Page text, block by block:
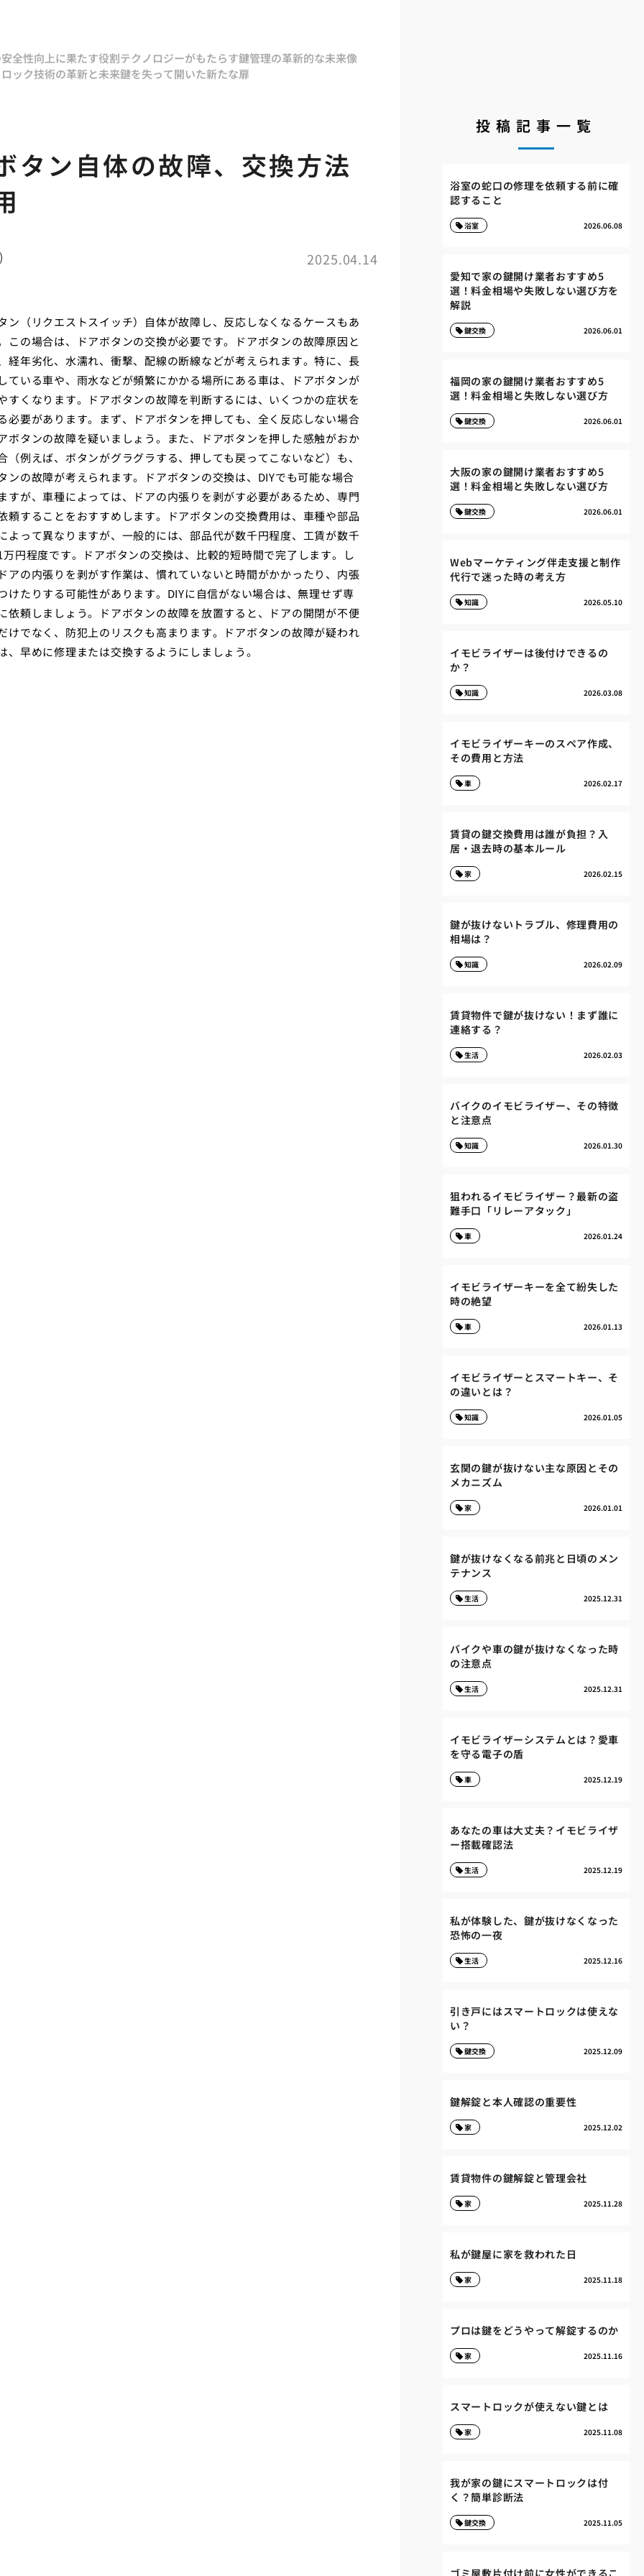
全性向上に果たす役割テクノロジーがもたらす鍵管理の革新的な未来像
ック技術の革新と未来鍵を失って開いた新たな扉
タン自体の故障、交換方法
2025.04.14
ン（リクエストスイッチ）自体が故障し、反応しなくなるケースもあ
この場合は、ドアボタンの交換が必要です。ドアボタンの故障原因と
経年劣化、水濡れ、衝撃、配線の断線などが考えられます。特に、長
ている車や、雨水などが頻繁にかかる場所にある車は、ドアボタンが
すくなります。ドアボタンの故障を判断するには、いくつかの症状を
必要があります。まず、ドアボタンを押しても、全く反応しない場合
ボタンの故障を疑いましょう。また、ドアボタンを押した感触がおか
（例えば、ボタンがグラグラする、押しても戻ってこないなど）も、
ンの故障が考えられます。ドアボタンの交換は、DIYでも可能な場合
すが、車種によっては、ドアの内張りを剥がす必要があるため、専門
頼することをおすすめします。ドアボタンの交換費用は、車種や部品
よって異なりますが、一般的には、部品代が数千円程度、工賃が数千
万円程度です。ドアボタンの交換は、比較的短時間で完了します。し
アの内張りを剥がす作業は、慣れていないと時間がかかったり、内張
けたりする可能性があります。DIYに自信がない場合は、無理せず専
依頼しましょう。ドアボタンの故障を放置すると、ドアの開閉が不便
けでなく、防犯上のリスクも高まります。ドアボタンの故障が疑われ
、早めに修理または交換するようにしましょう。
投稿記事一覧
浴室の蛇口の修理を依頼する前に確
認すること
2026.06.08
浴室
愛知で家の鍵開け業者おすすめ5
選！料金相場や失敗しない選び方を
解説
2026.06.01
鍵交換
福岡の家の鍵開け業者おすすめ5
選！料金相場と失敗しない選び方
2026.06.01
鍵交換
大阪の家の鍵開け業者おすすめ5
選！料金相場と失敗しない選び方
2026.06.01
鍵交換
Webマーケティング伴走支援と制作
代行で迷った時の考え方
2026.05.10
知識
イモビライザーは後付けできるの
か？
2026.03.08
知識
イモビライザーキーのスペア作成、
その費用と方法
2026.02.17
車
賃貸の鍵交換費用は誰が負担？入
居・退去時の基本ルール
2026.02.15
家
鍵が抜けないトラブル、修理費用の
相場は？
2026.02.09
知識
賃貸物件で鍵が抜けない！まず誰に
連絡する？
2026.02.03
生活
バイクのイモビライザー、その特徴
と注意点
2026.01.30
知識
狙われるイモビライザー？最新の盗
難手口「リレーアタック」
2026.01.24
車
イモビライザーキーを全て紛失した
時の絶望
2026.01.13
車
イモビライザーとスマートキー、そ
の違いとは？
2026.01.05
知識
玄関の鍵が抜けない主な原因とその
メカニズム
2026.01.01
家
鍵が抜けなくなる前兆と日頃のメン
テナンス
2025.12.31
生活
バイクや車の鍵が抜けなくなった時
の注意点
2025.12.31
生活
イモビライザーシステムとは？愛車
を守る電子の盾
2025.12.19
車
あなたの車は大丈夫？イモビライザ
ー搭載確認法
2025.12.19
生活
私が体験した、鍵が抜けなくなった
恐怖の一夜
2025.12.16
生活
引き戸にはスマートロックは使えな
い？
2025.12.09
鍵交換
鍵解錠と本人確認の重要性
2025.12.02
家
賃貸物件の鍵解錠と管理会社
2025.11.28
家
私が鍵屋に家を救われた日
2025.11.18
家
プロは鍵をどうやって解錠するのか
2025.11.16
家
スマートロックが使えない鍵とは
2025.11.08
家
我が家の鍵にスマートロックは付
く？簡単診断法
2025.11.05
鍵交換
ゴミ屋敷片付け前に女性ができるこ